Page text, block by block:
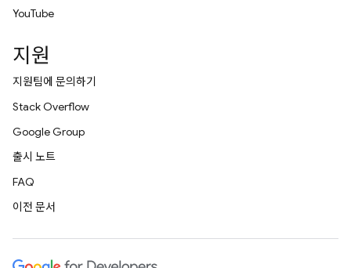
YouTube
지원
지원팀에 문의하기
Stack Overflow
Google Group
출시 노트
FAQ
이전 문서